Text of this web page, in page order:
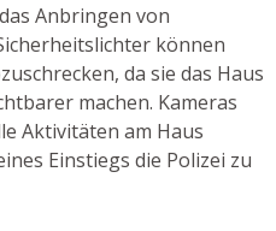
Anbringen von
können
da sie das Haus
machen. Kameras
Aktivitäten am Haus
Einstiegs die Polizei zu